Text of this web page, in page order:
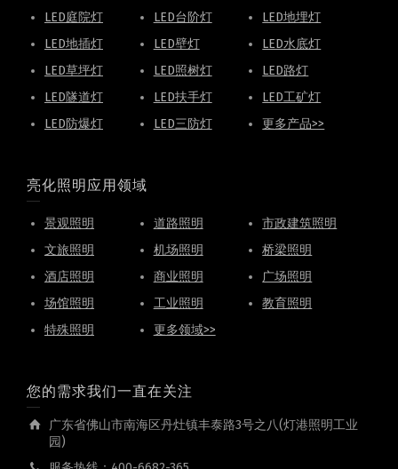
LED庭院灯
LED台阶灯
LED地埋灯
LED地插灯
LED壁灯
LED水底灯
LED草坪灯
LED照树灯
LED路灯
LED隧道灯
LED扶手灯
LED工矿灯
LED防爆灯
LED三防灯 更多产品>>
亮化照明应用领域
景观照明 道路照明
市政建筑照明
文旅照明
机场照明
桥梁照明
酒店照明
商业照明
广场照明
场馆照明
工业照明
教育照明
特殊照明
更多领域>>
您的需求我们一直在关注
广东省佛山市南海区丹灶镇丰泰路3号之八(灯港照明工业
园)